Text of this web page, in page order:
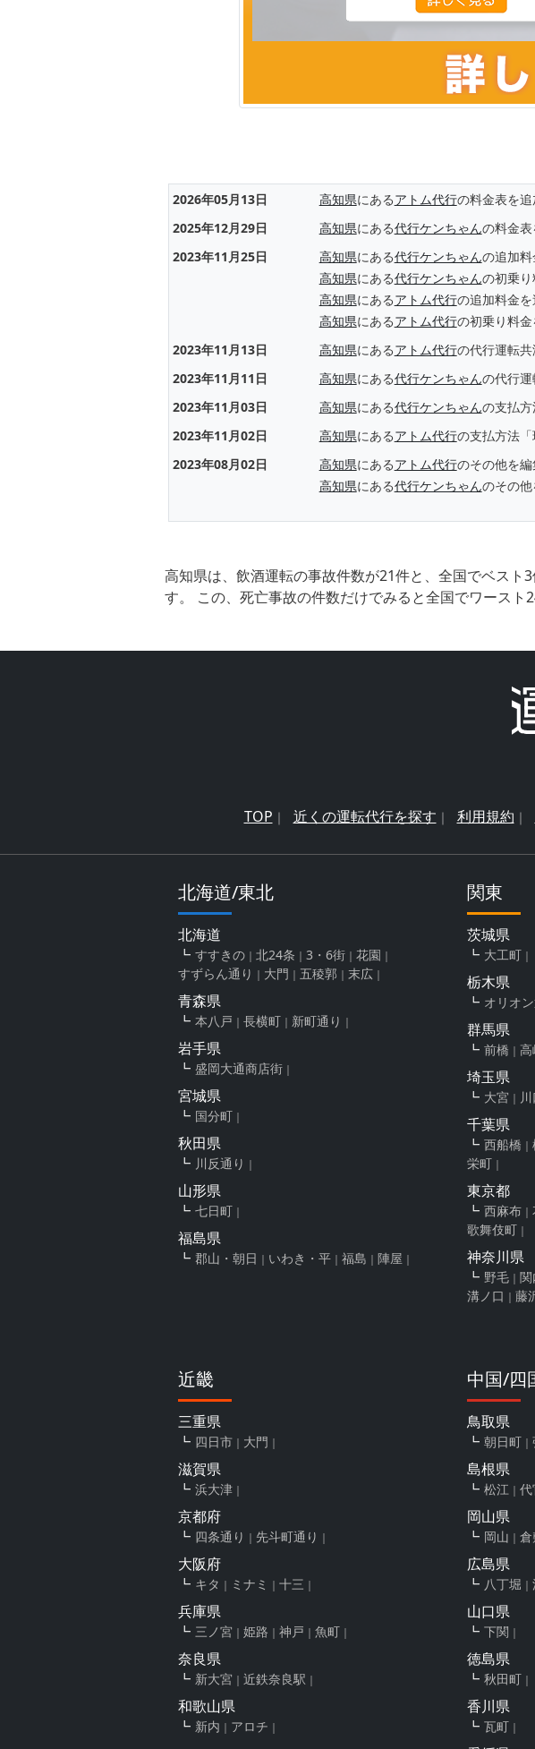
2026年05月13日 高知県にあるアトム代行の料金表を追
2025年12月29日
高知県にある代行ケンちゃんの料金表
2023年11月25日
高知県にある代行ケンちゃんの追加料
高知県にある代行ケンちゃんの初乗り
高知県にあるアトム代行の追加料金を
高知県にあるアトム代行の初乗り料金
2023年11月13日
高知県にあるアトム代行の代行運転共
2023年11月11日
高知県にある代行ケンちゃんの代行運
2023年11月03日
高知県にある代行ケンちゃんの支払方
2023年11月02日
高知県にあるアトム代行の支払方法「
2023年08月02日
高知県にあるアトム代行のその他を編
高知県にある代行ケンちゃんのその他
高知県は、飲酒運転の事故件数が21件と、全国でベスト
す。 この、死亡事故の件数だけでみると全国でワースト
TOP 近くの運転代行を探す 利用規約
北海道/東北
北海道
すすきの 北24条 3・6街
花園
すずらん通り
大門 五稜郭 末広
青森県
本八戸 長横町 新町通り
岩手県
盛岡大通商店街
宮城県
国分町
秋田県
川反通り
山形県
七日町
福島県
郡山・朝日 いわき・平 福島 陣屋
関東
茨城県
大工町
栃木県
オリオ
群馬県
前橋
埼玉県
大宮
千葉県
西船橋
栄町
東京都
西麻布
歌舞伎町
神奈川県
野毛 関
溝ノ口
藤
近畿
三重県
四日市 大門
滋賀県
浜大津
京都府
四条通り 先斗町通り
大阪府
キタ ミナミ 十三
兵庫県
三ノ宮 姫路 神戸 魚町
奈良県
新大宮 近鉄奈良駅
和歌山県
新内 アロチ
中国/四
鳥取県
朝日町
島根県
松江
岡山県
岡山 倉
広島県
八丁堀
山口県
下関
徳島県
秋田町
香川県
瓦町